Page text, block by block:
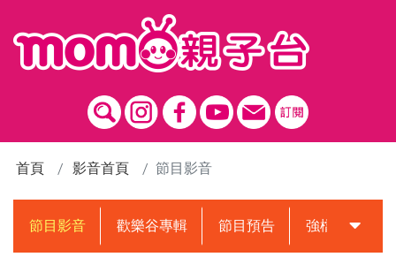
首頁 影音首頁 節目影音
節目影音 歡樂谷專輯 節目預告 強檔動畫預告